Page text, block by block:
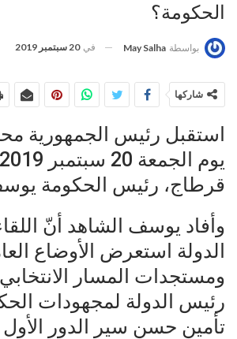
الحكومة؟
بواسطة May Salha في 20 سبتمبر 2019
شاركها
استقبل رئيس الجمهورية
قرطاج، رئيس الحكومة
وأفاد يوسف الشاهد أنّ
الدولة استعرض الأوضاع
ومستجدات المسار
رئيس الدولة لمجهودات
تأمين حسن سير الدور الأول